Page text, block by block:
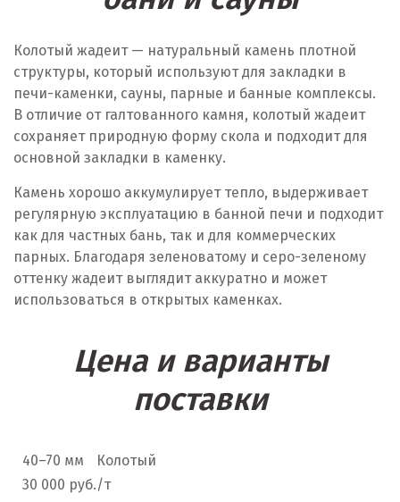
Колотый жадеит — натуральный камень плотной
структуры, который используют для закладки в
печи-каменки, сауны, парные и банные комплексы.
В отличие от галтованного камня, колотый жадеит
сохраняет природную форму скола и подходит для
основной закладки в каменку.
Камень хорошо аккумулирует тепло, выдерживает
регулярную эксплуатацию в банной печи и подходит
как для частных бань, так и для коммерческих
парных. Благодаря зеленоватому и серо-зеленому
оттенку жадеит выглядит аккуратно и может
использоваться в открытых каменках.
Цена и варианты
поставки
40–70 мм
Колотый
30 000 руб./т